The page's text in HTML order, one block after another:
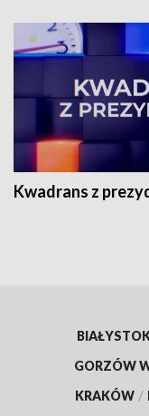
Kwadrans z
GORZÓW
KRAKÓW /